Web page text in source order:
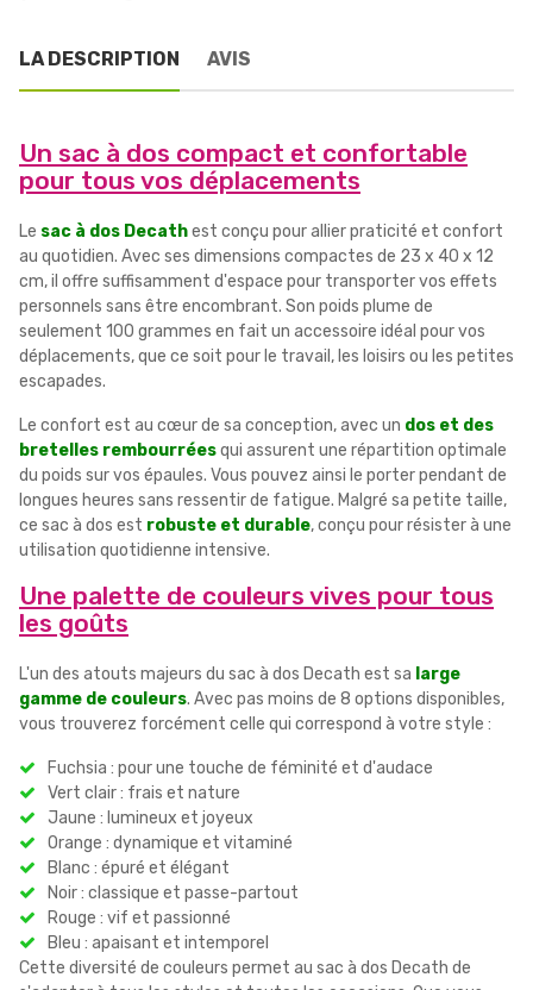
LA DESCRIPTION AVIS
Un sac à dos compact et confortable
pour tous vos déplacements
Le sac à dos Decathest conçu pour allier praticité et confort
au quotidien. Avec ses dimensions compactes de 23 x 40 x 12
cm, il offre suffisamment d'espace pour transporter vos effets
personnels sans être encombrant. Son poids plume de
seulement 100 grammes en fait un accessoire idéal pour vos
déplacements, que ce soit pour le travail, les loisirs ou les petites
escapades.
Le confort est au cœur de sa conception, avec un dos et des
bretelles rembourréesqui assurent une répartition optimale
du poids sur vos épaules. Vous pouvez ainsi le porter pendant de
longues heures sans ressentir de fatigue. Malgré sa petite taille,
ce sac à dos est robuste et durable, conçu pour résister à une
utilisation quotidienne intensive.
Une palette de couleurs vives pour tous
les goûts
L'un des atouts majeurs du sac à dos Decath est sa large
gamme de couleurs. Avec pas moins de 8 options disponibles,
vous trouverez forcément celle qui correspond à votre style :
Fuchsia : pour une touche de féminité et d'audace
Vert clair : frais et nature
Jaune : lumineux et joyeux
Orange : dynamique et vitaminé
Blanc : épuré et élégant
Noir : classique et passe-partout
Rouge : vif et passionné
Bleu : apaisant et intemporel
Cette diversité de couleurs permet au sac à dos Decath de